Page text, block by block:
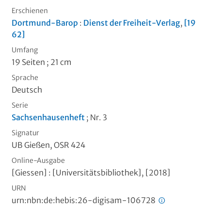
Erschienen
Dortmund-Barop : Dienst der Freiheit-Verlag, [19
62]
Umfang
19 Seiten ; 21 cm
Sprache
Deutsch
Serie
Sachsenhausenheft ; Nr. 3
Signatur
UB Gießen, OSR 424
Online-Ausgabe
[Giessen] : [Universitätsbibliothek], [2018]
URN
urn:nbn:de:hebis:26-digisam-106728